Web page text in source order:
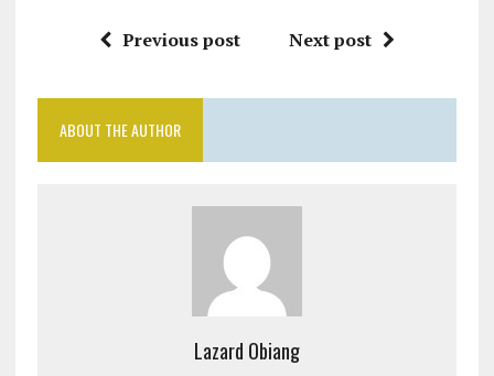
Previous post Next post
ABOUT THE AUTHOR
Lazard Obiang